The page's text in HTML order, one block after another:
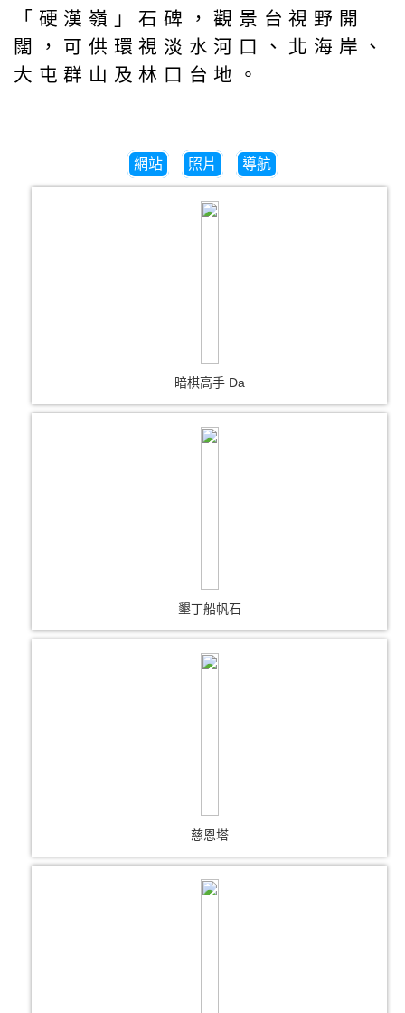
「硬漢嶺」石碑，觀景台視野開
闊，可供環視淡水河口、北海岸、
大屯群山及林口台地。
網站 照片 導航
暗棋高手 Da
墾丁船帆石
慈恩塔